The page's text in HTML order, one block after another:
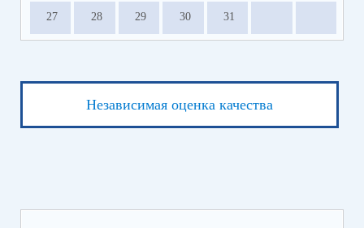
27 28 29 30 31
Независимая оценка качества